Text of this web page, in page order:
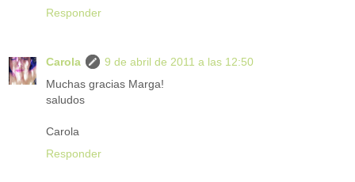
Responder
Carola
9 de abril de 2011 a las 12:50
Muchas gracias Marga!
saludos
Carola
Responder